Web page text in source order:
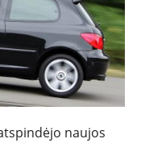
naujos